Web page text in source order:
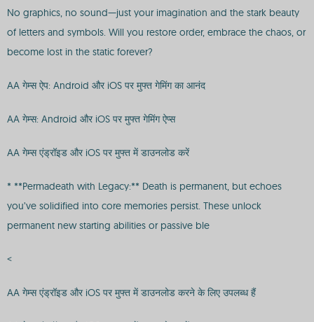
No graphics, no sound—just your imagination and the stark beauty
of letters and symbols. Will you restore order, embrace the chaos, or
become lost in the static forever?
AA गेम्स ऐप: Android और iOS पर मुफ्त गेमिंग का आनंद
AA गेम्स: Android और iOS पर मुफ्त गेमिंग ऐप्स
AA गेम्स एंड्रॉइड और iOS पर मुफ्त में डाउनलोड करें
* **Permadeath with Legacy:** Death is permanent, but echoes
you’ve solidified into core memories persist. These unlock
permanent new starting abilities or passive ble
<
AA गेम्स एंड्रॉइड और iOS पर मुफ्त में डाउनलोड करने के लिए उपलब्ध हैं